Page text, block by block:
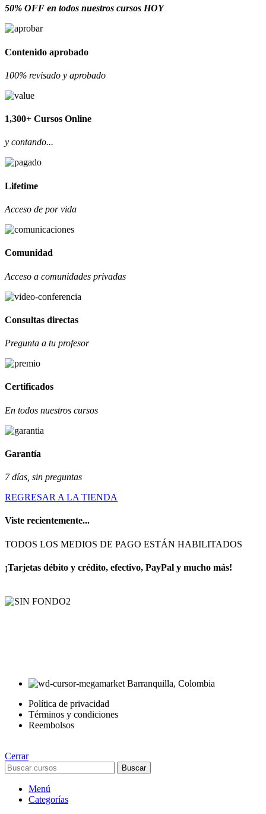
50% OFF en todos nuestros cursos HOY
Contenido aprobado
100% revisado y aprobado
1,300+ Cursos Online
y contando...
Lifetime
Acceso de por vida
Comunidad
Acceso a comunidades privadas
Consultas directas
Pregunta a tu profesor
Certificados
En todos nuestros cursos
Garantía
7 días, sin preguntas
REGRESAR A LA TIENDA
Viste recientemente...
TODOS LOS MEDIOS DE PAGO ESTÁN HABILITADOS
¡Tarjetas débito y crédito, efectivo, PayPal y mucho más!
Barranquilla, Colombia
Política de privacidad
Términos y condiciones
Reembolsos
Cerrar
Buscar
Menú
Categorías